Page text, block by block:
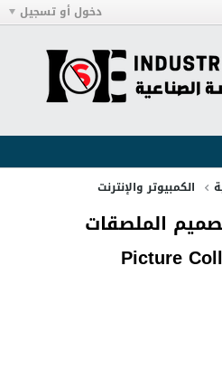
دخول أو تسجيل
الكمبيوتر والإنترنت
الملصقات
Picture